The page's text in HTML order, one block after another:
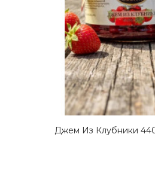
Джем Из Клубники